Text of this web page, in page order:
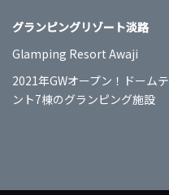
グランピングリゾート淡路
Glamping Resort Awaji
2021年GWオープン！ドームテ
ント7棟のグランピング施設